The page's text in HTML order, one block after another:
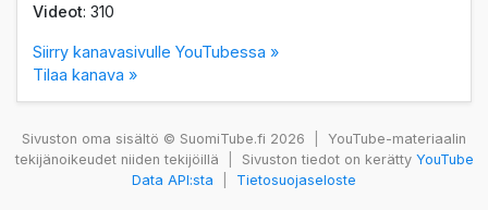
Videot: 310
Siirry kanavasivulle YouTubessa »
Tilaa kanava »
Sivuston oma sisältö © SuomiTube.fi 2026
YouTube-materiaalin
tekijänoikeudet niiden tekijöillä
Sivuston tiedot on kerätty YouTube
Data API:sta
Tietosuojaseloste